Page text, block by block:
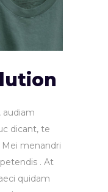
audiam
dicant, te
menandri
. At
quidam